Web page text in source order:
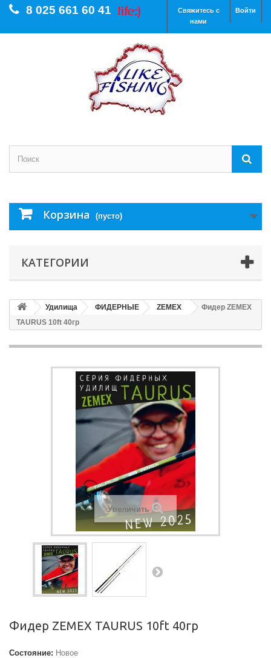
Войти
Свяжитесь с
нами
8 025 661 60 41
Корзина (пусто)
КАТЕГОРИИ
Удилища ФИДЕРНЫЕ ZEMEX
Фидер ZEMEX
TAURUS 10ft 40гр
Увеличить
Фидер ZEMEX TAURUS 10ft 40гр
Состояние: Новое